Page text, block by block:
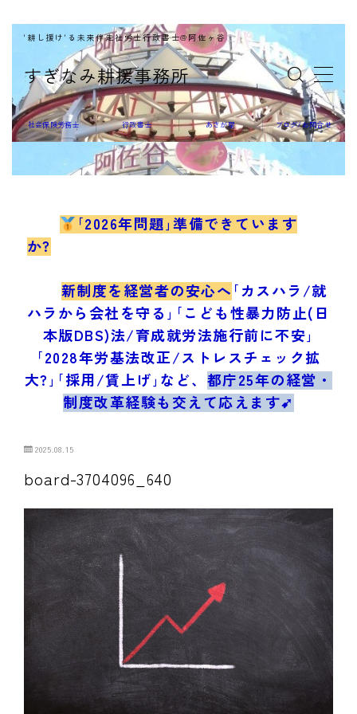
すぎなみ耕援事務所
'耕し援け'る未来伴走社労士行政書士@阿佐ヶ谷
MENU
社会保険労務士
あさが屋
ブログ/お問合せ
社会保険労務士 行政書士 あさが屋 ブログ/お問合せ
｢2026年問題｣準備できています
か?
新制度を経営者の安心へ ｢カスハラ/就
ハラから会社を守る｣｢こども性暴力防止(日
本版DBS)法/育成就労法施行前に不安｣
｢2028年労基法改正/ストレスチェック拡
大?｣｢採用/賃上げ｣など、 都庁25年の経営・
制度改革経験も交えて応えます➹
2025.08.15
board-3704096_640